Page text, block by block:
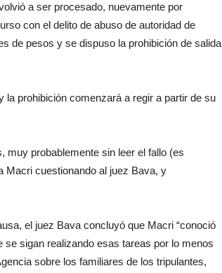
a ser procesado, nuevamente por
con el delito de abuso de autoridad de
de pesos y se dispuso la prohibición de salida
la prohibición comenzará a regir a partir de su
muy probablemente sin leer el fallo (es
Macri cuestionando al juez Bava, y
el juez Bava concluyó que Macri “conoció
sigan realizando esas tareas por lo menos
sobre los familiares de los tripulantes,